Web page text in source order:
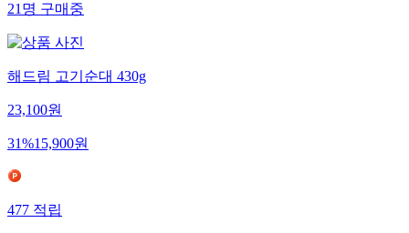
21명구매중
해드림 고기순대 430g
23,100원
31%15,900원
477적립